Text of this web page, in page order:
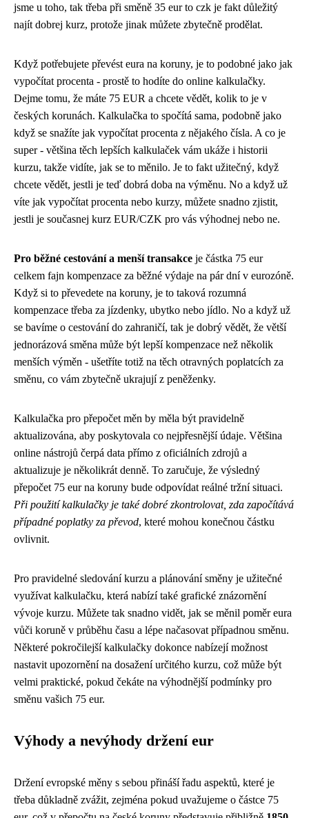
jsme u toho, tak třeba při směně 35 eur to czk je fakt důležitý
najít dobrej kurz, protože jinak můžete zbytečně prodělat.
Když potřebujete převést eura na koruny, je to podobné jako jak
vypočítat procenta - prostě to hodíte do online kalkulačky.
Dejme tomu, že máte 75 EUR a chcete vědět, kolik to je v
českých korunách. Kalkulačka to spočítá sama, podobně jako
když se snažíte jak vypočítat procenta z nějakého čísla. A co je
super - většina těch lepších kalkulaček vám ukáže i historii
kurzu, takže vidíte, jak se to měnilo. Je to fakt užitečný, když
chcete vědět, jestli je teď dobrá doba na výměnu. No a když už
víte jak vypočítat procenta nebo kurzy, můžete snadno zjistit,
jestli je současnej kurz EUR/CZK pro vás výhodnej nebo ne.
Pro běžné cestování a menší transakce je částka 75 eur
celkem fajn kompenzace za běžné výdaje na pár dní v eurozóně.
Když si to převedete na koruny, je to taková rozumná
kompenzace třeba za jízdenky, ubytko nebo jídlo. No a když už
se bavíme o cestování do zahraničí, tak je dobrý vědět, že větší
jednorázová směna může být lepší kompenzace než několik
menších výměn - ušetříte totiž na těch otravných poplatcích za
směnu, co vám zbytečně ukrajují z peněženky.
Kalkulačka pro přepočet měn by měla být pravidelně
aktualizována, aby poskytovala co nejpřesnější údaje. Většina
online nástrojů čerpá data přímo z oficiálních zdrojů a
aktualizuje je několikrát denně. To zaručuje, že výsledný
přepočet 75 eur na koruny bude odpovídat reálné tržní situaci.
Při použití kalkulačky je také dobré zkontrolovat, zda započítává
případné poplatky za převod, které mohou konečnou částku
ovlivnit.
Pro pravidelné sledování kurzu a plánování směny je užitečné
využívat kalkulačku, která nabízí také grafické znázornění
vývoje kurzu. Můžete tak snadno vidět, jak se měnil poměr eura
vůči koruně v průběhu času a lépe načasovat případnou směnu.
Některé pokročilejší kalkulačky dokonce nabízejí možnost
nastavit upozornění na dosažení určitého kurzu, což může být
velmi praktické, pokud čekáte na výhodnější podmínky pro
směnu vašich 75 eur.
Výhody a nevýhody držení eur
Držení evropské měny s sebou přináší řadu aspektů, které je
třeba důkladně zvážit, zejména pokud uvažujeme o částce 75